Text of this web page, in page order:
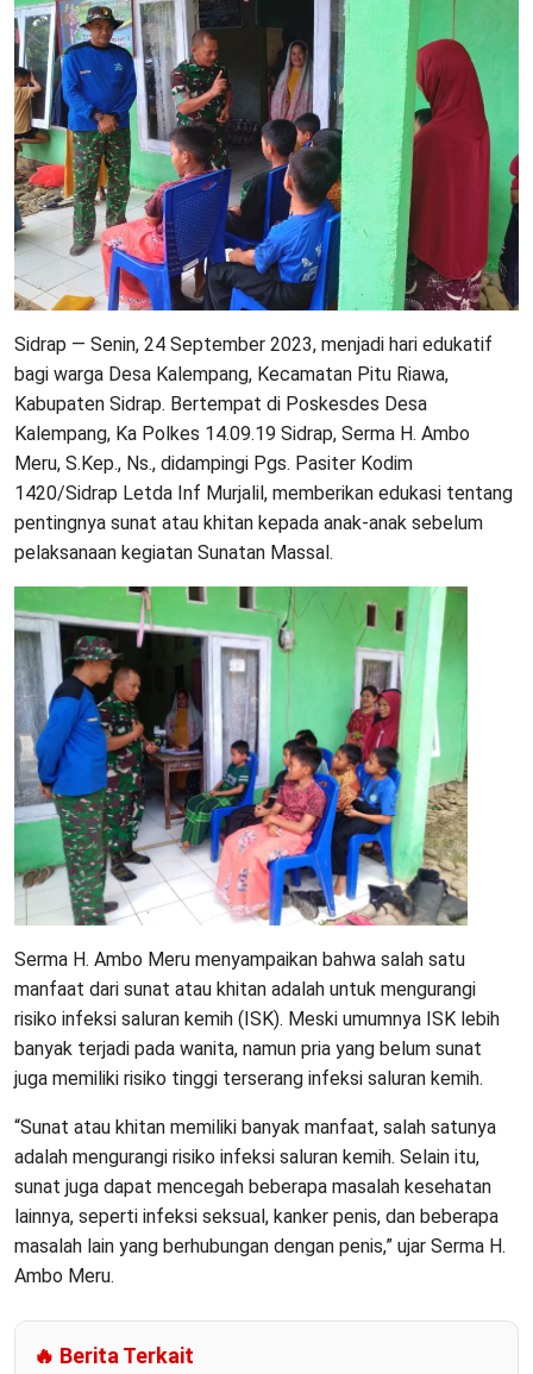
Sidrap — Senin, 24 September 2023, menjadi hari edukatif
bagi warga Desa Kalempang, Kecamatan Pitu Riawa,
Kabupaten Sidrap. Bertempat di Poskesdes Desa
Kalempang, Ka Polkes 14.09.19 Sidrap, Serma H. Ambo
Meru, S.Kep., Ns., didampingi Pgs. Pasiter Kodim
1420/Sidrap Letda Inf Murjalil, memberikan edukasi tentang
pentingnya sunat atau khitan kepada anak-anak sebelum
pelaksanaan kegiatan Sunatan Massal.
Serma H. Ambo Meru menyampaikan bahwa salah satu
manfaat dari sunat atau khitan adalah untuk mengurangi
risiko infeksi saluran kemih (ISK). Meski umumnya ISK lebih
banyak terjadi pada wanita, namun pria yang belum sunat
juga memiliki risiko tinggi terserang infeksi saluran kemih.
“Sunat atau khitan memiliki banyak manfaat, salah satunya
adalah mengurangi risiko infeksi saluran kemih. Selain itu,
sunat juga dapat mencegah beberapa masalah kesehatan
lainnya, seperti infeksi seksual, kanker penis, dan beberapa
masalah lain yang berhubungan dengan penis,” ujar Serma H.
Ambo Meru.
🔥 Berita Terkait